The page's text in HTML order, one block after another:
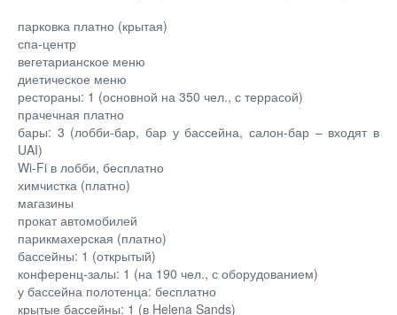
парковка платно (крытая)
спа-центр
вегетарианское меню
диетическое меню
рестораны: 1 (основной на 350 чел., с террасой)
прачечная платно
бары: 3 (лобби-бар, бар у бассейна, салон-бар – входят в
UAI)
Wi-Fi в лобби, бесплатно
химчистка (платно)
магазины
прокат автомобилей
парикмахерская (платно)
бассейны: 1 (открытый)
конференц-залы: 1 (на 190 чел., с оборудованием)
у бассейна полотенца: бесплатно
крытые бассейны: 1 (в Helena Sands)